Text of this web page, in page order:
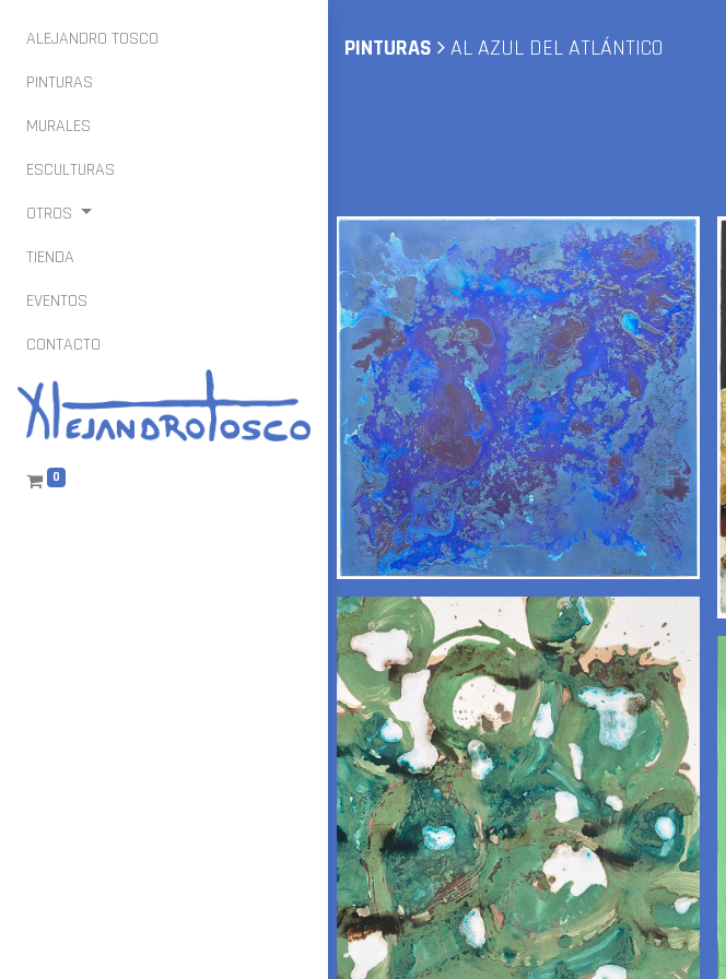
ALEJANDRO TOSCO
PINTURAS
MURALES
ESCULTURAS
OTROS
TIENDA
EVENTOS
CONTACTO
0
PINTURAS AL AZUL DEL ATLÁNTICO